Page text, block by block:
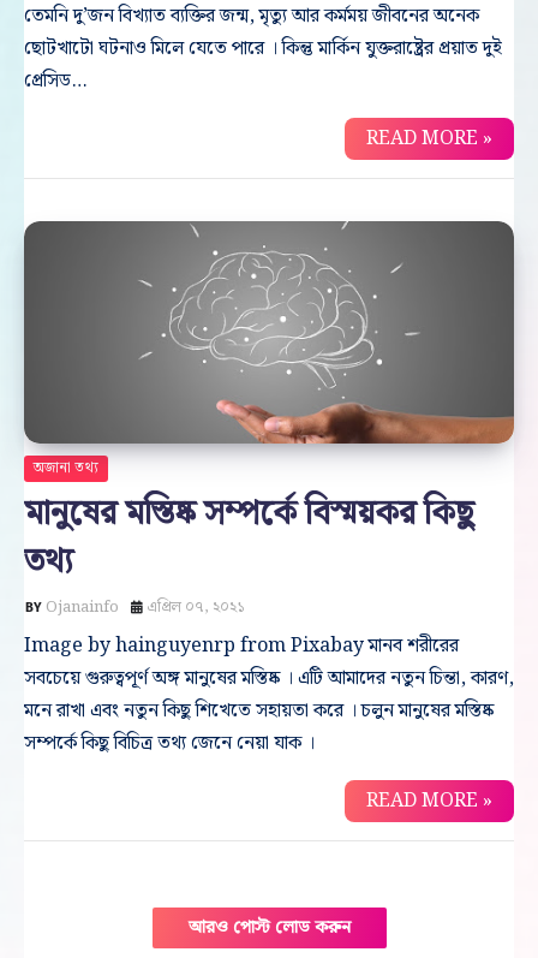
তেমনি দু’জন বিখ্যাত ব্যক্তির জন্ম, মৃত্যু আর কর্মময় জীবনের অনেক
ছোটখাটো ঘটনাও মিলে যেতে পারে । কিন্তু মার্কিন যুক্তরাষ্ট্রের প্রয়াত দুই
প্রেসিড…
READ MORE »
অজানা তথ্য
মানুষের মস্তিষ্ক সম্পর্কে বিস্ময়কর কিছু
তথ্য
Ojanainfo এপ্রিল ০৭, ২০২১
Image by hainguyenrp from Pixabay মানব শরীরের
সবচেয়ে গুরুত্বপূর্ণ অঙ্গ মানুষের মস্তিষ্ক । এটি আমাদের নতুন চিন্তা, কারণ,
মনে রাখা এবং নতুন কিছু শিখেতে সহায়তা করে । চলুন মানুষের মস্তিষ্ক
সম্পর্কে কিছু বিচিত্র তথ্য জেনে নেয়া যাক ।
READ MORE »
আরও পোস্ট লোড করুন